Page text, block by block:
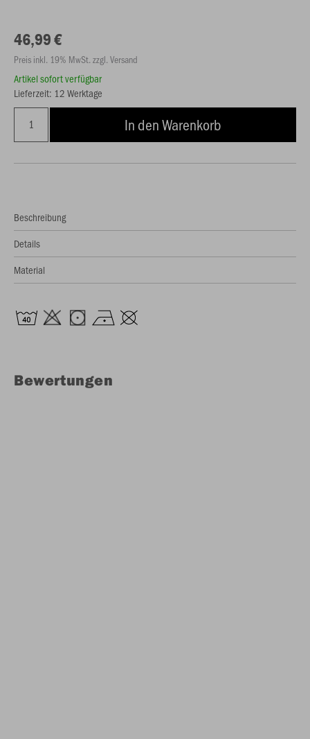
46,99 €
Preis inkl. 19% MwSt. zzgl. Versand
Artikel sofort verfügbar
Lieferzeit: 12 Werktage
In den Warenkorb
Beschreibung
Details
Material
Bewertungen